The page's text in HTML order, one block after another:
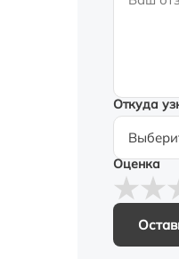
Откуда
Оценка